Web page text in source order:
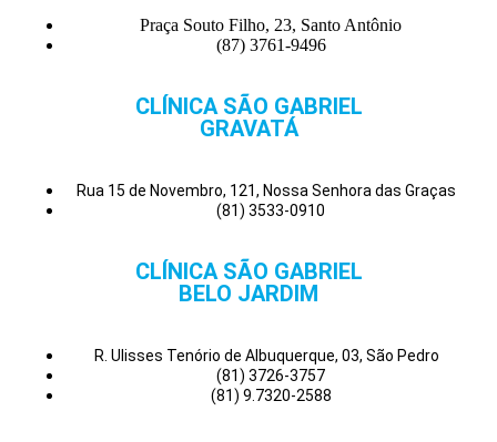
Praça Souto Filho, 23, Santo Antônio
(87) 3761-9496
CLÍNICA SÃO GABRIEL
GRAVATÁ
Rua 15 de Novembro, 121, Nossa Senhora das Graças
(81) 3533-0910
CLÍNICA SÃO GABRIEL
BELO JARDIM
R. Ulisses Tenório de Albuquerque, 03, São Pedro
(81) 3726-3757
(81) 9.7320-2588